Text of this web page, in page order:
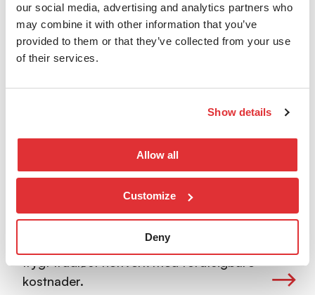
our social media, advertising and analytics partners who
may combine it with other information that you’ve
provided to them or that they’ve collected from your use
of their services.
Show details
Allow all
Customize
Deny
Våre tjenester sikrer din kritiske
WiFi as a Service
WiFi as a Service (WaaS) er tjenesten for
virksomheter som ønsker et stabilt og
trygt trådløst nettverk med forutsigbare
kostnader.